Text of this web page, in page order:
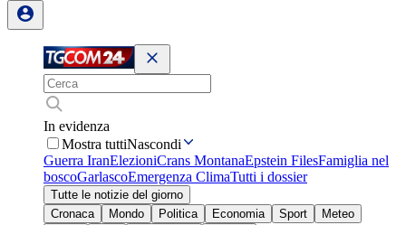
In evidenza
Mostra tuttiNascondi
Guerra IranElezioniCrans MontanaEpstein FilesFamiglia nel
boscoGarlascoEmergenza ClimaTutti i dossier
Tutte le notizie del giorno
Cronaca
Mondo Politica Economia Sport
Meteo